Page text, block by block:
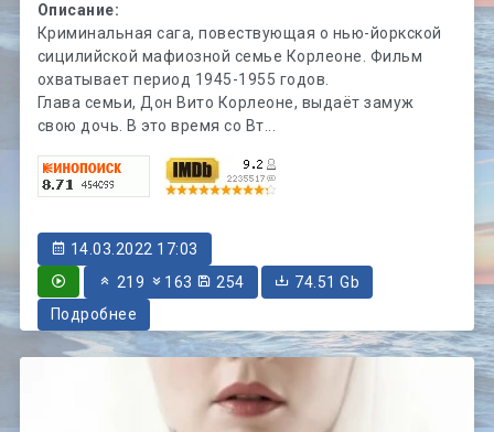
Описание:
Криминальная сага, повествующая о нью-йоркской
сицилийской мафиозной семье Корлеоне. Фильм
охватывает период 1945-1955 годов.
Глава семьи, Дон Вито Корлеоне, выдаёт замуж
свою дочь. В это время со Вт...
14.03.2022 17:03
219
163 254
74.51 Gb
Подробнее